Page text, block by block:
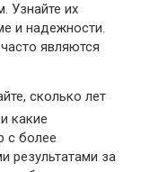
Узнайте их
и надежности.
являются
сколько лет
какие
с более
результатами за